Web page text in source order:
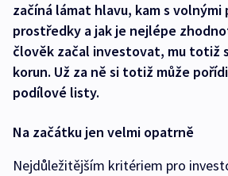
začíná lámat hlavu, kam s volnými
prostředky a jak je nejlépe
člověk začal investovat, mu totiž
korun. Už za ně si totiž může
podílové listy.
Na začátku jen velmi opatrně
Nejdůležitějším kritériem pro